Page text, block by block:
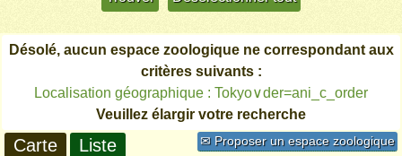
Désolé, aucun espace zoologique ne correspondant aux
critères suivants :
Localisation géographique : Tokyo∨der=ani_c_order
Veuillez élargir votre recherche
✉ Proposer un espace zoologique
Carte Liste